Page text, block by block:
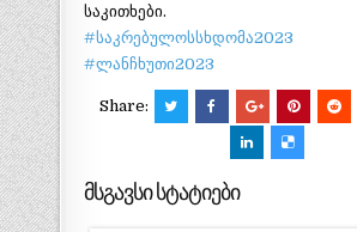
საკითხები.
#საკრებულოსსხდომა2023
#ლანჩხუთი2023
Share:
მსგავსი სტატიები